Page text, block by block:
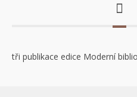
tři publikace edice Moderní